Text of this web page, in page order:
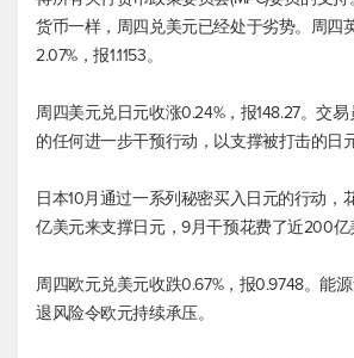
货币一样，周四兑美元已经处于劣势。周四
2.07%，报1.1153。
周四美元兑日元收涨0.24%，报148.27。交
的任何进一步干预行动，以支撑被打击的日元
日本10月通过一系列秘密买入日元的行动，
亿美元来支撑日元，9月干预花费了近200亿
周四欧元兑美元收跌0.67%，报0.9748。能
退风险令欧元持续承压。